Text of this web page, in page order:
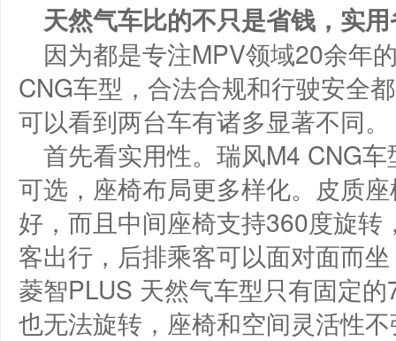
天然气车比的不只是省钱 ， 实
因为都是专注MPV领域20余年
CNG车型，合法合规和行驶安全
可以看到两台车有诸多显著不同。
首先看实用性。瑞风M4 CNG
可选，座椅布局更多样化。皮质
好，而且中间座椅支持360度旋
客出行，后排乘客可以面对面而
菱智PLUS 天然气车型只有固定
也无法旋转，座椅和空间灵活性